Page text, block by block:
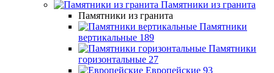
Памятники из гранита
Памятники из гранита
Памятники
вертикальные 189
Памятники
горизонтальные 27
Европейские 93